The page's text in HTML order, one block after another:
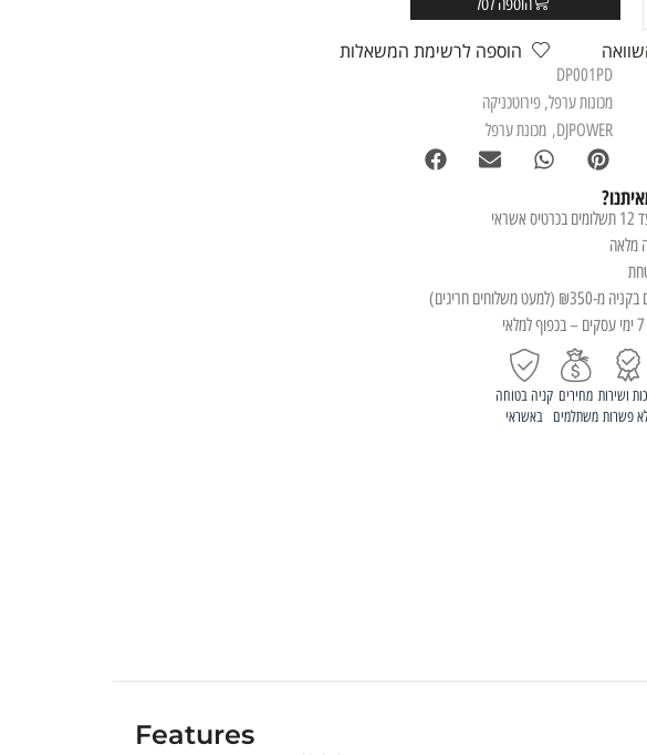
הוספה לרשימת המשאלות
DP001PD
מכונות ערפל, פירוטכניקה
DJPOWER
, מכונת ערפל
מלאה
משלוחים חריגים)
ושירות
פשרות
מחירים
משתלמים
קניה בטוחה
באשראי
Features